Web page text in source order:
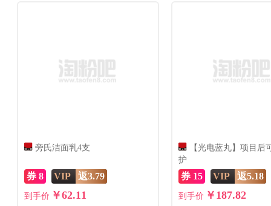
旁氏洁面乳4支
券 8 VIP 返3.79
到手价 ￥62.11
【光电蓝丸】项目后
护
券 15 VIP 返5.18
到手价 ￥187.82